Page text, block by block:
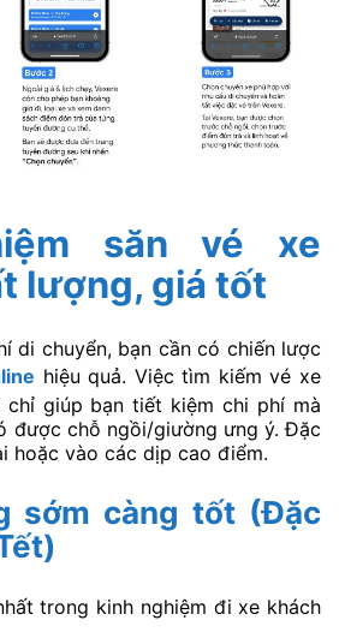
săn vé xe
lượng, giá tốt
di chuyển, bạn cần có chiến lược
hiệu quả. Việc tìm kiếm vé xe
chỉ giúp bạn tiết kiệm chi phí mà
được chỗ ngồi/giường ưng ý. Đặc
hoặc vào các dịp cao điểm.
sớm càng tốt (Đặc
trong kinh nghiệm đi xe khách